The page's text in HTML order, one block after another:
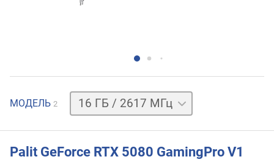
МОДЕЛЬ 2
16 ГБ
Palit GeForce RTX 5080 GamingPro V1